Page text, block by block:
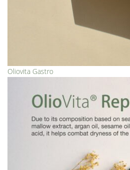
Oliovita Gastro